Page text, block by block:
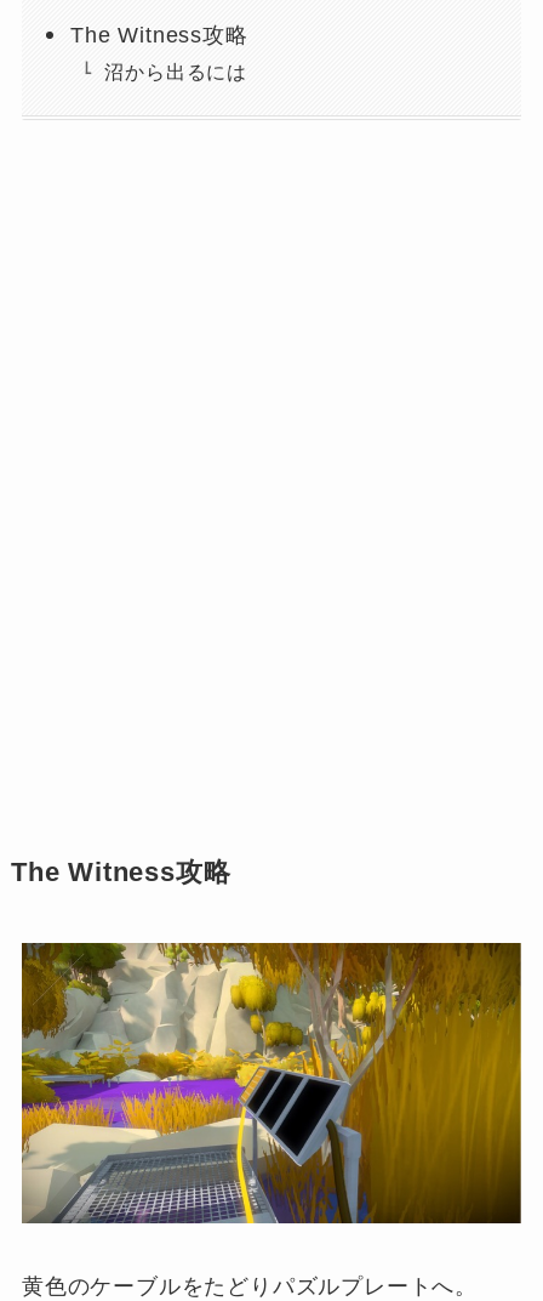
The Witness攻略
沼から出るには
The Witness攻略
黄色のケーブルをたどりパズルプレートへ。